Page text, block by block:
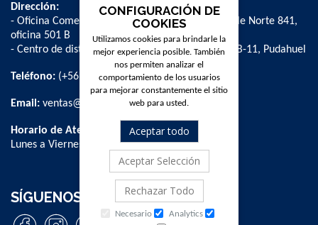
Dirección:
- Oficina Comercial y administrativa: Avenida Valle Norte 841,
oficina 501 B
- Centro de distribución: La Farfana 500, bodega B-11, Pudahuel
Teléfono: (+56 2) 2 584 8900
Email: ventas@dpschile.cl
Horario de Atención:
Lunes a Viernes / 09:00 a 16:00 hrs
SÍGUENOS
CONFIGURACIÓN DE
COOKIES
Utilizamos cookies para brindarle la
mejor experiencia posible. También
nos permiten analizar el
comportamiento de los usuarios
para mejorar constantemente el sitio
web para usted.
Aceptar todo
Aceptar Selección
Rechazar Todo
Necesario
Analytics